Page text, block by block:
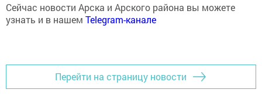
Сейчас новости Арска и Арского района вы можете
узнать и в нашем Telegram-канале
Перейти на страницу новости